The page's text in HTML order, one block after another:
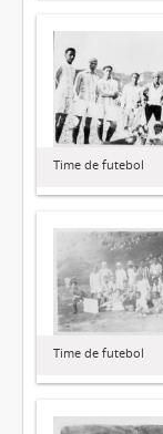
Time de futebol
Time de futebol